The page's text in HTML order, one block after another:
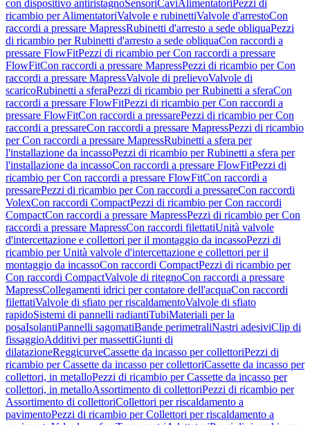
con dispositivo antiristagnoSensoriCaviAlimentatori Pezzi di
ricambio per AlimentatoriValvole e rubinettiValvole d'arrestoCon
raccordi a pressare MapressRubinetti d'arresto a sede obliquaPezzi
di ricambio per Rubinetti d'arresto a sede obliquaCon raccordi a
pressare FlowFitPezzi di ricambio per Con raccordi a pressare
FlowFitCon raccordi a pressare MapressPezzi di ricambio per Con
raccordi a pressare MapressValvole di prelievoValvole di
scaricoRubinetti a sferaPezzi di ricambio per Rubinetti a sferaCon
raccordi a pressare FlowFitPezzi di ricambio per Con raccordi a
pressare FlowFitCon raccordi a pressarePezzi di ricambio per Con
raccordi a pressareCon raccordi a pressare MapressPezzi di ricambio
per Con raccordi a pressare MapressRubinetti a sfera per
l'installazione da incassoPezzi di ricambio per Rubinetti a sfera per
l'installazione da incassoCon raccordi a pressare FlowFitPezzi di
ricambio per Con raccordi a pressare FlowFitCon raccordi a
pressarePezzi di ricambio per Con raccordi a pressareCon raccordi
VolexCon raccordi CompactPezzi di ricambio per Con raccordi
CompactCon raccordi a pressare MapressPezzi di ricambio per Con
raccordi a pressare MapressCon raccordi filettatiUnità valvole
d'intercettazione e collettori per il montaggio da incassoPezzi di
ricambio per Unità valvole d'intercettazione e collettori per il
montaggio da incassoCon raccordi CompactPezzi di ricambio per
Con raccordi CompactValvole di ritegnoCon raccordi a pressare
MapressCollegamenti idrici per contatore dell'acquaCon raccordi
filettatiValvole di sfiato per riscaldamentoValvole di sfiato
rapidoSistemi di pannelli radiantiTubiMateriali per la
posaIsolantiPannelli sagomatiBande perimetraliNastri adesiviClip di
fissaggioAdditivi per massettiGiunti di
dilatazioneReggicurveCassette da incasso per collettoriPezzi di
ricambio per Cassette da incasso per collettoriCassette da incasso per
collettori, in metalloPezzi di ricambio per Cassette da incasso per
collettori, in metalloAssortimento di collettoriPezzi di ricambio per
Assortimento di collettoriCollettori per riscaldamento a
pavimentoPezzi di ricambio per Collettori per riscaldamento a